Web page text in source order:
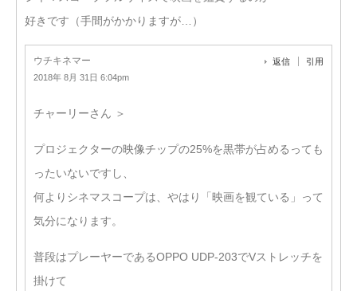
好きです（手間がかかりますが…）
ウチキネマー
2018年 8月 31日 6:04pm
返信 引用
チャーリーさん ＞
プロジェクターの映像チップの25%を黒帯が占めるっても
ったいないですし、
何よりシネマスコープは、やはり「映画を観ている」って
気分になります。
普段はプレーヤーであるOPPO UDP-203でVストレッチを
掛けて